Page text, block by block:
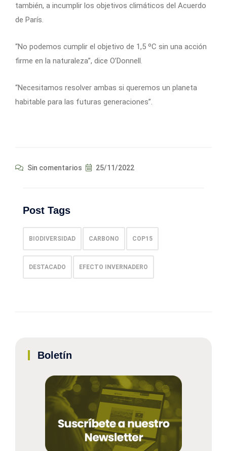
también, a incumplir los objetivos climáticos del Acuerdo
de París.
“No podemos cumplir el objetivo de 1,5 ºC sin una acción
firme en la naturaleza”, dice O’Donnell.
“Necesitamos resolver ambas si queremos un planeta
habitable para las futuras generaciones”.
Sin comentarios 25/11/2022
Post Tags
BIODIVERSIDAD CARBONO COP15
DESTACADO EFECTO INVERNADERO
Boletín